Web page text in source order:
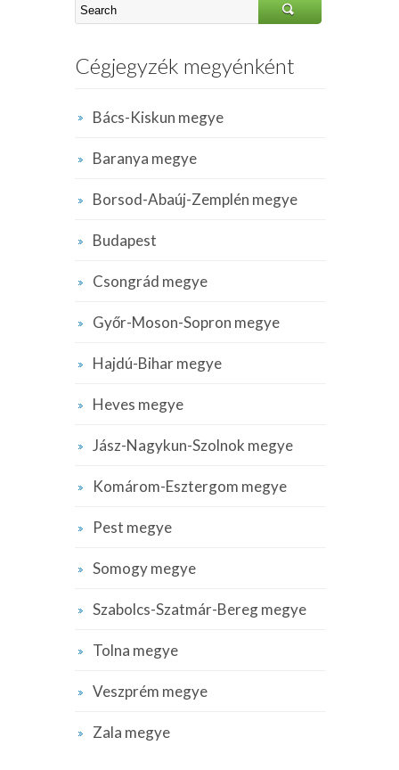
Cégjegyzék megyénként
Bács-Kiskun megye
Baranya megye
Borsod-Abaúj-Zemplén megye
Budapest
Csongrád megye
Győr-Moson-Sopron megye
Hajdú-Bihar megye
Heves megye
Jász-Nagykun-Szolnok megye
Komárom-Esztergom megye
Pest megye
Somogy megye
Szabolcs-Szatmár-Bereg megye
Tolna megye
Veszprém megye
Zala megye